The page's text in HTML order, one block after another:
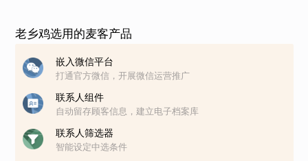
老乡鸡选用的麦客产品
嵌入微信平台
打通官方微信，开展微信运营推广
联系人组件
自动留存顾客信息，建立电子档案库
联系人筛选器
智能设定中选条件